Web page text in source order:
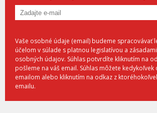
Vaše osobné údaje (email) budeme spracovávať
účelom v súlade s platnou legislatívou a
osobných údajov. Súhlas potvrdíte kliknutím na
pošleme na váš email. Súhlas môžete
emailom alebo kliknutím na odkaz z
emailu.